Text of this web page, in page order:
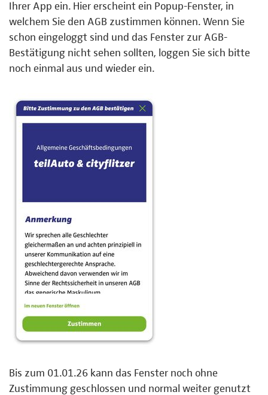
Ihrer App ein. Hier erscheint ein Popup-Fenster, in
welchem Sie den AGB zustimmen können. Wenn Sie
schon eingeloggt sind und das Fenster zur AGB-
Bestätigung nicht sehen sollten, loggen Sie sich bitte
noch einmal aus und wieder ein.
Bis zum 01.01.26 kann das Fenster noch ohne
Zustimmung geschlossen und normal weiter genutzt